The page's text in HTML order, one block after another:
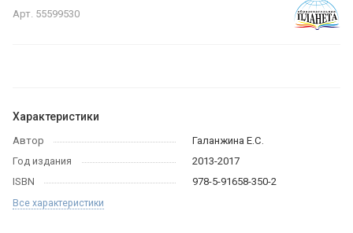
Арт. 55599530
Характеристики
Автор
Галанжина Е.С.
Год издания
2013-2017
ISBN
978-5-91658-350-2
Все характеристики